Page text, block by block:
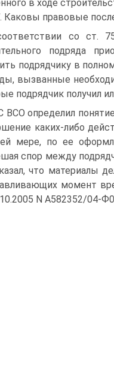
в ходе
Каковы правовые
со ст.
подряда
подрядчику в
вызванные
подрядчик получил
ВСО определил
каких-либо
мере, по ее
спор между
что материалы
момент
N А582352/04-